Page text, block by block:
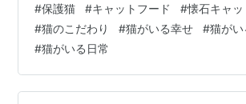
けて取ろうとした模様…！💦 朝から くー
ー💩掃除 で一日がスタートしたのでした
んぴー💩ネタはやめるにゃ！！🐱 🍽 くー
り！キャットフード事情 猫じゃらしも
も味の好み ってありますよね！？ 実家
#保護猫 #キャットフード #懐石キャッ
#猫のこだわり #猫がいる幸せ #猫がい
#猫がいる日常